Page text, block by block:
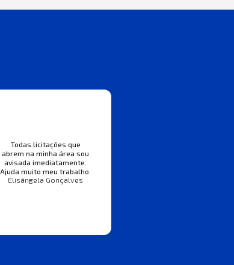
Todas licitações que
abrem na minha área sou
avisada imediatamente.
Ajuda muito meu trabalho.
Elisângela Gonçalves